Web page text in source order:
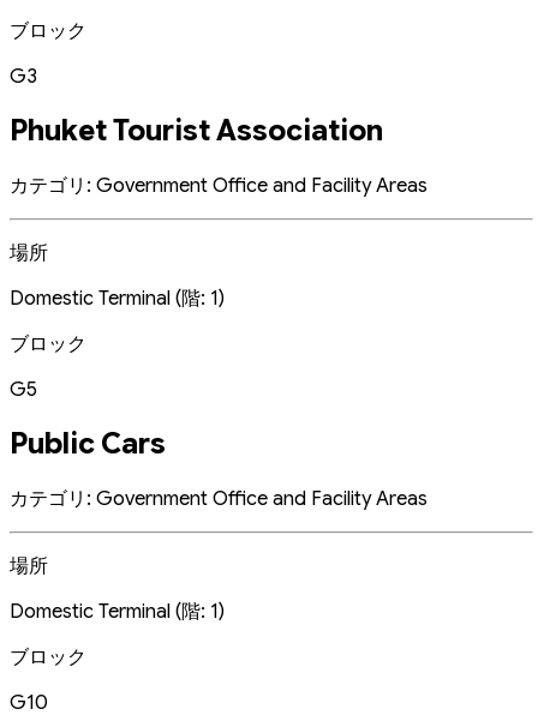
ブロック
G3
Phuket Tourist Association
カテゴリ: Government Office and Facility Areas
場所
Domestic Terminal (階: 1)
ブロック
G5
Public Cars
カテゴリ: Government Office and Facility Areas
場所
Domestic Terminal (階: 1)
ブロック
G10